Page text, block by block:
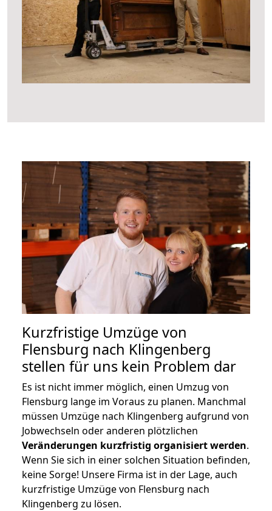
Kurzfristige Umzüge von
Flensburg nach Klingenberg
stellen für uns kein Problem dar
Es ist nicht immer möglich, einen Umzug von
Flensburg lange im Voraus zu planen. Manchmal
müssen Umzüge nach Klingenberg aufgrund von
Jobwechseln oder anderen plötzlichen
Veränderungen kurzfristig organisiert werden.
Wenn Sie sich in einer solchen Situation befinden,
keine Sorge! Unsere Firma ist in der Lage, auch
kurzfristige Umzüge von Flensburg nach
Klingenberg zu lösen.